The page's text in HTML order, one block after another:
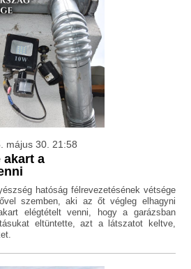
május 30. 21:58
akart a
hatóság félrevezetésének vétsége
szemben, aki az őt végleg elhagyni
elégtételt venni, hogy a garázsban
eltüntette, azt a látszatot keltve,